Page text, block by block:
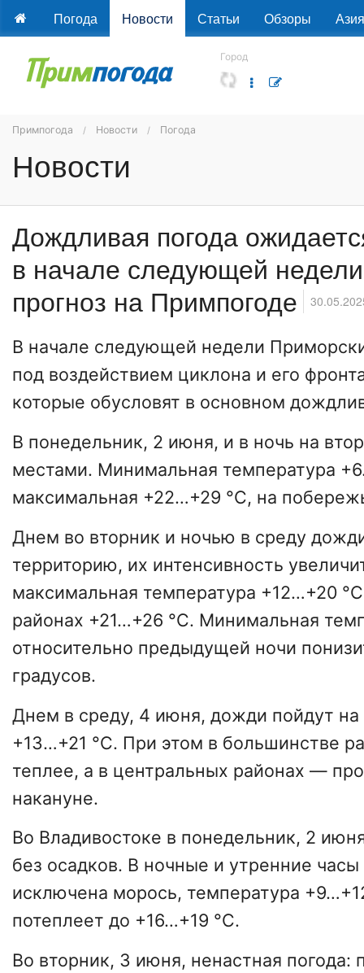
Погода Новости Статьи Обзоры Азия
Город
Примпогода Новости Погода
Новости
Дождливая погода
в начале следующей
прогноз на Примпогоде
В начале следующей недели
под воздействием циклона и его
которые обусловят в основном
В понедельник, 2 июня, и в ночь на
местами. Минимальная температура
максимальная +22…+29 °С, на
Днем во вторник и ночью в среду
территорию, их интенсивность
максимальная температура +12…+20
районах +21…+26 °С. Минимальная
относительно предыдущей ночи
градусов.
Днем в среду, 4 июня, дожди пойдут на
+13…+21 °С. При этом в большинстве
теплее, а в центральных районах —
накануне.
Во Владивостоке в понедельник, 2
без осадков. В ночные и утренние
исключена морось, температура
потеплеет до +16…+19 °С.
Во вторник, 3 июня, ненастная погода: